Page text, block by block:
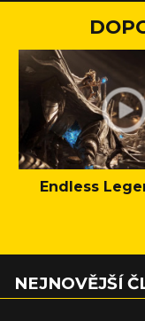
Endless
NEJNOVĚJŠÍ